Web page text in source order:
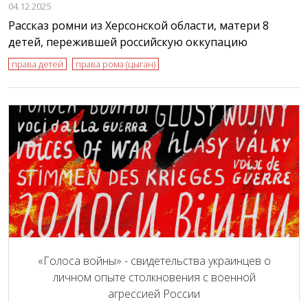
04.12.2025
Рассказ ромни из Херсонской области, матери 8
детей, пережившей российскую оккупацию
права детей права рома (цыган)
«Голоса войны» - свидетельства украинцев о
личном опыте столкновения с военной
агрессией России